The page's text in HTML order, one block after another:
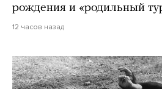
рождения и «родильный
12 часов назад